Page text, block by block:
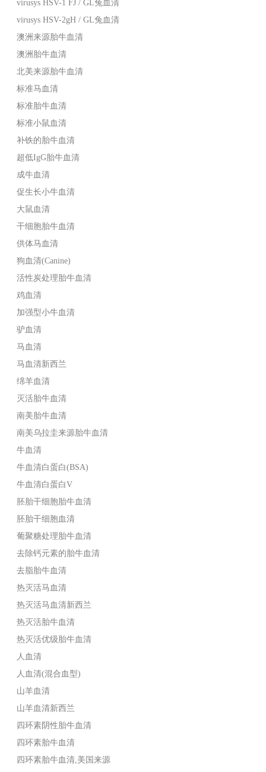
virusys HSV-1 FJ / GL兔血清
virusys HSV-2gH / GL兔血清
澳洲来源胎牛血清
澳洲胎牛血清
北美来源胎牛血清
标准马血清
标准胎牛血清
标准小鼠血清
补铁的胎牛血清
超低IgG胎牛血清
成牛血清
促生长小牛血清
大鼠血清
干细胞胎牛血清
供体马血清
狗血清(Canine)
活性炭处理胎牛血清
鸡血清
加强型小牛血清
驴血清
马血清
马血清新西兰
绵羊血清
灭活胎牛血清
南美胎牛血清
南美乌拉圭来源胎牛血清
牛血清
牛血清白蛋白(BSA)
牛血清白蛋白V
胚胎干细胞胎牛血清
胚胎干细胞血清
葡聚糖处理胎牛血清
去除钙元素的胎牛血清
去脂胎牛血清
热灭活马血清
热灭活马血清新西兰
热灭活胎牛血清
热灭活优级胎牛血清
人血清
人血清(混合血型)
山羊血清
山羊血清新西兰
四环素阴性胎牛血清
四环素胎牛血清
四环素胎牛血清,美国来源